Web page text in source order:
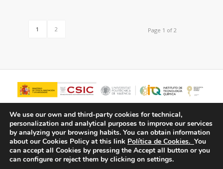
Page 1 of 2
1 2
We use our own and third-party cookies for technical,
personalization and analytical purposes to improve our services
by analyzing your browsing habits. You can obtain information
about our Cookies Policy at this link Política de Cookies. You
can accept all Cookies by pressing the Accept all button or you
can configure or reject them by clicking on settings.